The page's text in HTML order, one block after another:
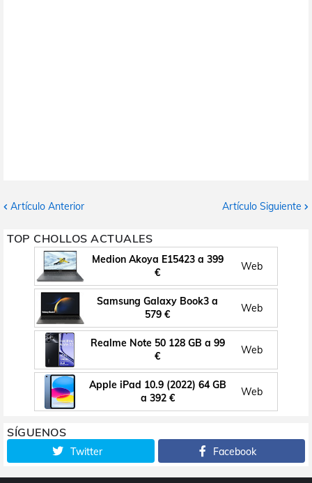
Artículo Anterior Artículo Siguiente
TOP CHOLLOS ACTUALES
Medion Akoya E15423 a 399
€
Web
Samsung Galaxy Book3 a
579 €
Web
Realme Note 50 128 GB a 99
€
Web
Apple iPad 10.9 (2022) 64 GB
a 392 €
Web
SÍGUENOS
Twitter Facebook